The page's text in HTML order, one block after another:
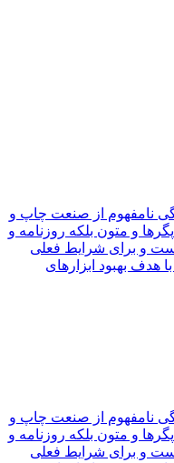
نامفهوم از صنعت چاپ و
و متون بلکه روزنامه و
و برای شرایط فعلی
هدف بهبود ابزارهای
نامفهوم از صنعت چاپ و
و متون بلکه روزنامه و
و برای شرایط فعلی